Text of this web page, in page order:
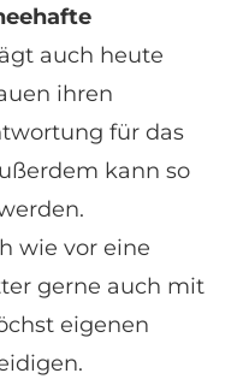
auch heute
ihren
für das
kann so
wie vor eine
gerne auch mit
eigenen